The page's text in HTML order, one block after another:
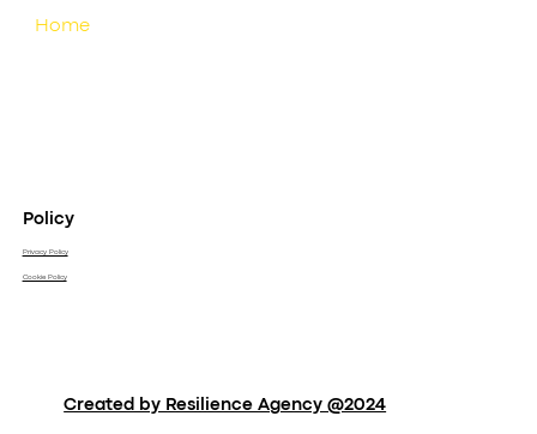
Home
Policy
Privacy Policy
Cookie Policy
Created by Resilience Agency @2024